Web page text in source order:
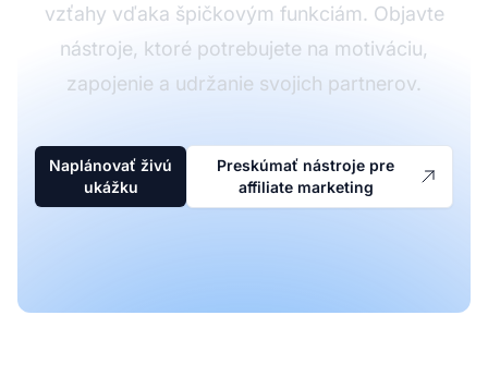
vzťahy vďaka špičkovým funkciám. Objavte
nástroje, ktoré potrebujete na motiváciu,
zapojenie a udržanie svojich partnerov.
Naplánovať živú
ukážku
Preskúmať nástroje pre
affiliate marketing